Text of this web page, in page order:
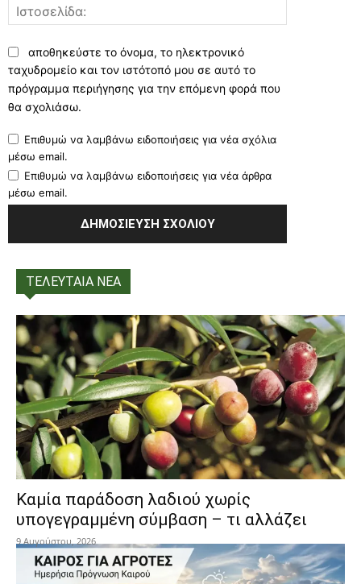
αποθηκεύστε το όνομα, το ηλεκτρονικό
ταχυδρομείο και τον ιστότοπό μου σε αυτό το
πρόγραμμα περιήγησης για την επόμενη φορά που
θα σχολιάσω.
Επιθυμώ να λαμβάνω ειδοποιήσεις για νέα σχόλια
μέσω email.
Επιθυμώ να λαμβάνω ειδοποιήσεις για νέα άρθρα
μέσω email.
ΤΕΛΕΥΤΑΙΑ ΝΕΑ
Καμία παράδοση λαδιού χωρίς
υπογεγραμμένη σύμβαση – τι αλλάζει
9 Αυγούστου, 2026